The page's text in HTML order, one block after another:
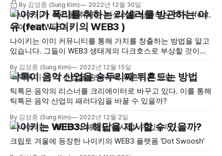
By 김성중 (Sung Kim) 2022년 12월 30일
나이키가 폭리를 취하는 리셀러를 방관하는 이
유 (feat. 나이키의 WEB3 )
나이키는 이미 커뮤니티를 통해 가치를 창출하는 방법을 알고
있습니다. 그들이 WEB3 생태계의 다크호스로 부상할 것이라
By 김성중 (Sung Kim) 2022년 12월 15일
틱톡이 음악 산업을 송두리째 뒤흔드는 방법
틱톡은 음악의 리스너를 크리에이터로 바꾸고 있다. 이를 통해
틱톡은 음악 산업의 패러다임을 바꿀 수 있을까?
By 김성중 (Sung Kim) 2022년 12월 2일
나이키는 WEB3의 해답을 제시할 수 있을까?
크립토 겨울에 등장한 나이키의 WEB3 플랫폼 'Dot Swoosh'